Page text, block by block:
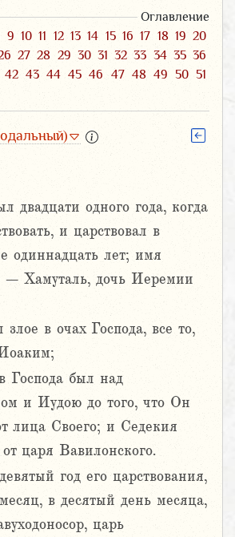
Оглавление
9 10 11 12 13 14 15 16 17 18 19 20
27 28 29 30 31 32 33 34 35 36
42 43 44 45 46 47 48 49 50 51
двадцати одного года, когда
и царствовал в
одиннадцать лет; имя
– Хамуталь, дочь Иеремии
в очах Господа, все то,
Господа был над
и Иудою до того, что Он
лица Своего; и Седекия
царя Вавилонского.
год его царствования,
в десятый день месяца,
царь